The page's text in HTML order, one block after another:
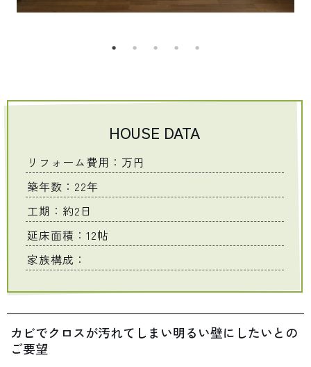
HOUSE DATA
リフォーム費用：万円
築年数：22年
工期：約2日
延床面積：12帖
家族構成：
カビでクロスが汚れてしまい明るい壁にしたいとの
ご要望